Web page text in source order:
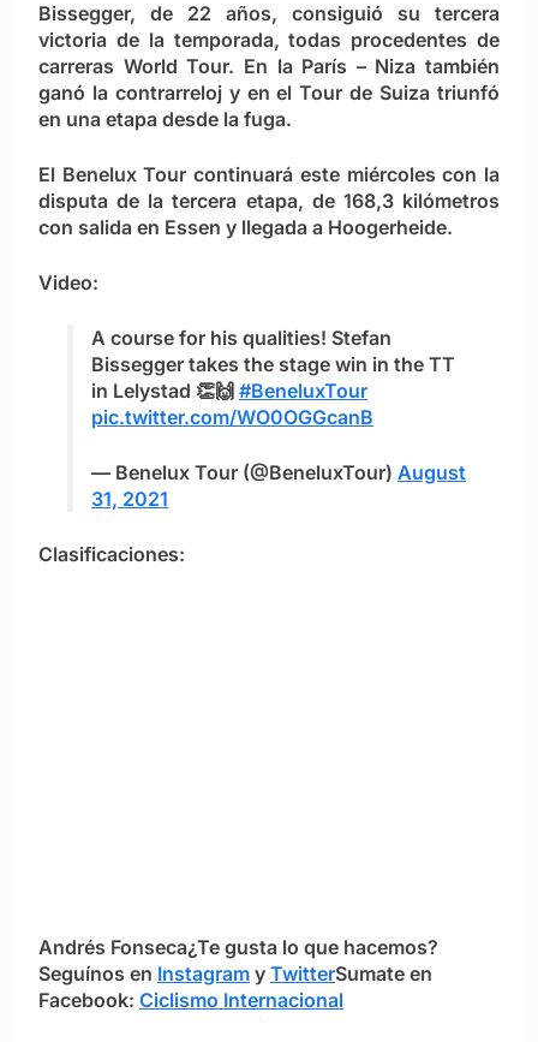
Bissegger, de 22 años, consiguió su tercera
victoria de la temporada, todas procedentes de
carreras World Tour. En la París – Niza también
ganó la contrarreloj y en el Tour de Suiza triunfó
en una etapa desde la fuga.
El Benelux Tour continuará este miércoles con la
disputa de la tercera etapa, de 168,3 kilómetros
con salida en Essen y llegada a Hoogerheide.
Video:
A course for his qualities! Stefan
Bissegger takes the stage win in the TT
in Lelystad 👏🙌 #BeneluxTour
pic.twitter.com/WO0OGGcanB
— Benelux Tour (@BeneluxTour) August
31, 2021
Clasificaciones:
Andrés Fonseca¿Te gusta lo que hacemos?
Seguínos en Instagram y TwitterSumate en
Facebook: Ciclismo Internacional